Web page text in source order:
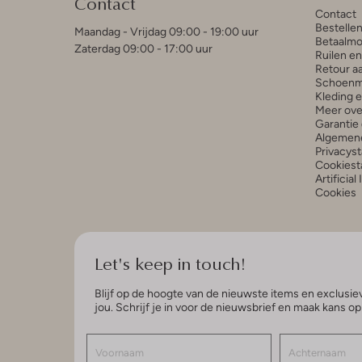
Maandag - Vrijdag 09:00 - 19:00 uur
Zaterdag 09:00 - 17:00 uur
Contact
Ruilen
Retour
Kleding
Meer
Garantie
Artificial
Cookies
Let's keep in touch!
Blijf op de hoogte van de nieuwste items en
jou. Schrijf je in voor de nieuwsbrief en maak kans